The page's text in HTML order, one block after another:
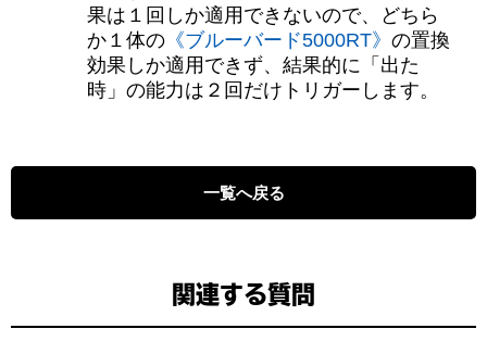
果は１回しか適用できないので、どちら
か１体の 《ブルーバード5000RT》 の置換
効果しか適用できず、結果的に「出た
時」の能力は２回だけトリガーします。
一覧へ戻る
関連する質問